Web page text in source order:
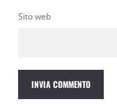
Sito web